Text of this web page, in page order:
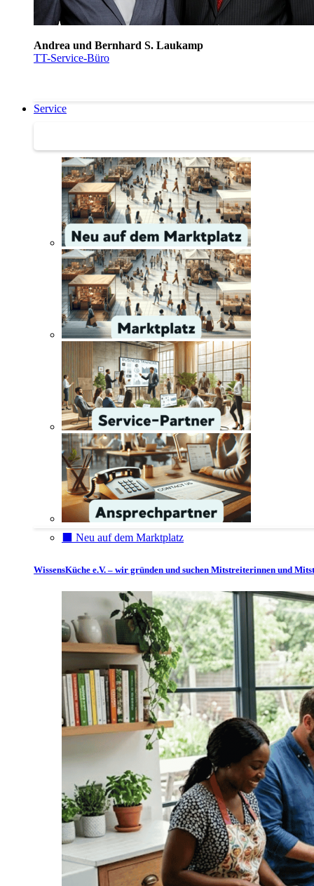
Andrea und Bernhard S. Laukamp
TT-Service-Büro
Service
⬛️ Neu auf dem Marktplatz
WissensKüche e.V. – wir gründen und suchen Mitstreiterinnen und